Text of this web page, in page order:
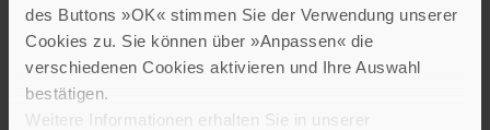
des Buttons »OK« stimmen Sie der Verwendung unserer
Cookies zu. Sie können über »Anpassen« die
verschiedenen Cookies aktivieren und Ihre Auswahl
bestätigen.
Weitere Informationen erhalten Sie in unserer
Burnout